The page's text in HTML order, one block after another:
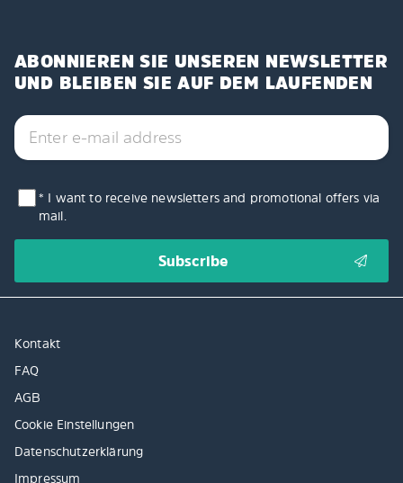
ABONNIEREN SIE UNSEREN NEWSLETTER
UND BLEIBEN SIE AUF DEM LAUFENDEN
* I want to receive newsletters and promotional offers via
mail.
Kontakt
FAQ
AGB
Cookie Einstellungen
Datenschutzerklärung
Impressum